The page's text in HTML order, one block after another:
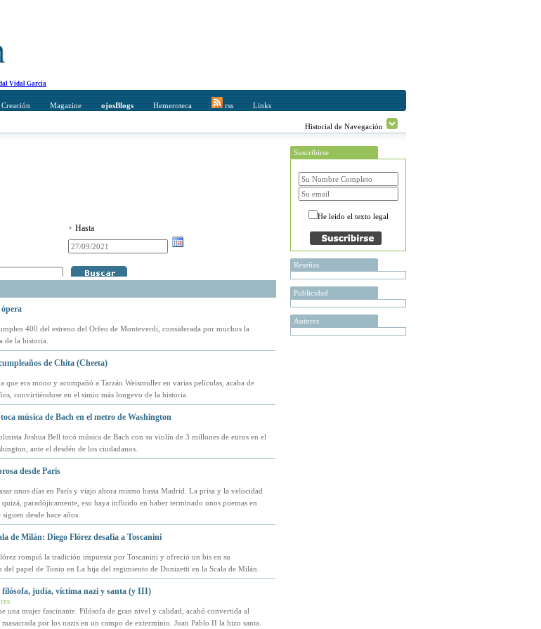
Vidal Garcia
Creación Magazine ojosBlogs Hemeroteca rss Links
Historial de Navegación
Hasta
ópera
400 del estreno del Orfeo de Monteverdi, considerada por muchos la
de la historia.
de Chita (Cheeta)
que era mono y acompañó a Tarzán Weismuller en varias películas, acaba de
convirtiéndose en el simio más longevo de la historia.
música de Bach en el metro de Washington
Joshua Bell tocó música de Bach con su violín de 3 millones de euros en el
ante el desdén de los ciudadanos.
desde París
unos días en París y viajo ahora mismo hasta Madrid. La prisa y la velocidad
paradójicamente, eso haya influido en haber terminado unos poemas en
desde hace años.
de Milán: Diego Flórez desafía a Toscanini
rompió la tradición impuesta por Toscanini y ofreció un bis en su
del papel de Tonio en La hija del regimiento de Donizetti en la Scala de Milán.
filósofa, judía, víctima nazi y santa (y III)
una mujer fascinante. Filósofa de gran nivel y calidad, acabó convertida al
por los nazis en un campo de exterminio. Juan Pablo II la hizo santa.
Suscribirse
He leido el texto legal
Reseñas
Publicidad
Autores